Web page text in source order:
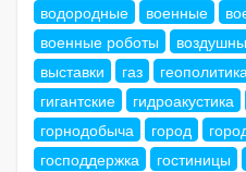
водородные
военные
военные роботы
выставки
газ
гигантские
гидроакустика
горнодобыча
город
господдержка
гостиницы